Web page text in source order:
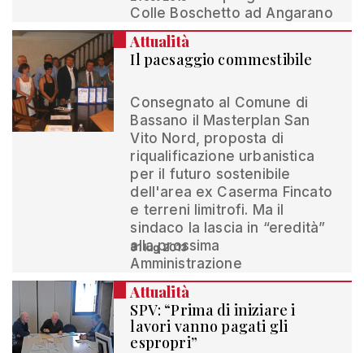
Colle Boschetto ad Angarano
Attualità
Il paesaggio commestibile
Consegnato al Comune di
Bassano il Masterplan San
Vito Nord, proposta di
riqualificazione urbanistica
per il futuro sostenibile
dell'area ex Caserma Fincato
e terreni limitrofi. Ma il
sindaco la lascia in “eredità”
alla prossima
Amministrazione
31 lug 2013
Attualità
SPV: “Prima di iniziare i
lavori vanno pagati gli
espropri”